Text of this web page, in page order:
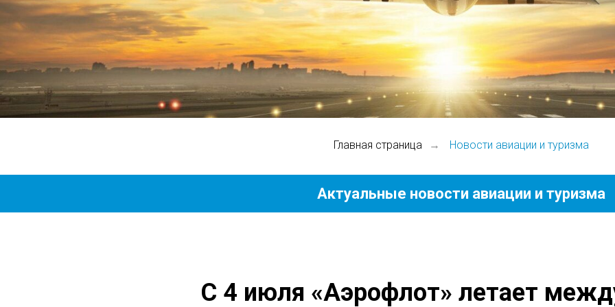
Главная страница → Новости авиации и туризма
Актуальные новости авиации и туризма
С 4 июля «Аэрофлот» летает